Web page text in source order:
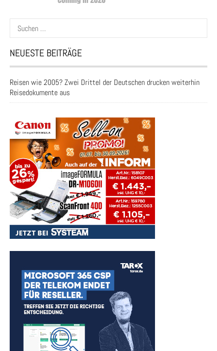
Suchen
nach:
NEUESTE BEITRÄGE
Reisen wie 2005? Zwei Drittel der Deutschen drucken weiterhin
Reisedokumente aus